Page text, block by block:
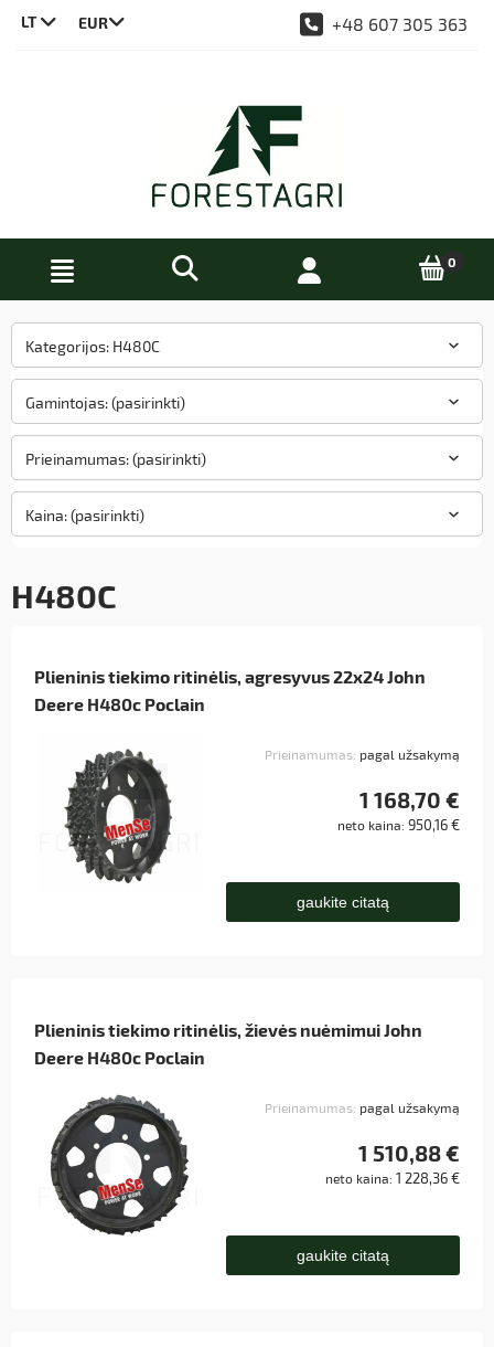
LT
+48 607 305 363
Kategorijos: H480C
Gamintojas: (pasirinkti)
Prieinamumas: (pasirinkti)
Kaina: (pasirinkti)
H480C
Plieninis tiekimo ritinėlis, agresyvus 22x24 John
Deere H480c Poclain
Prieinamumas: pagal užsakymą
1 168,70 €
neto kaina: 950,16 €
gaukite citatą
Plieninis tiekimo ritinėlis, žievės nuėmimui John
Deere H480c Poclain
Prieinamumas: pagal užsakymą
1 510,88 €
neto kaina: 1 228,36 €
gaukite citatą